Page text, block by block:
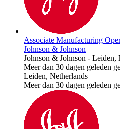
Associate Manufacturing
Johnson & Johnson
Johnson & Johnson - Leiden,
Meer dan 30 dagen geleden
Leiden, Netherlands
Meer dan 30 dagen geleden